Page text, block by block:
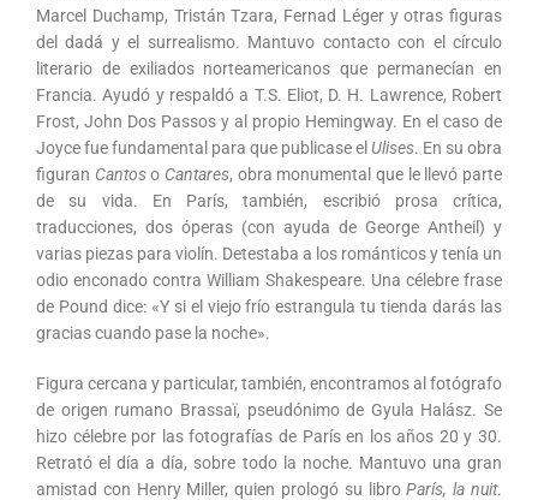
Marcel Duchamp, Tristán Tzara, Fernad Léger y otras figuras
del dadá y el surrealismo. Mantuvo contacto con el círculo
literario de exiliados norteamericanos que permanecían en
Francia. Ayudó y respaldó a T.S. Eliot, D. H. Lawrence, Robert
Frost, John Dos Passos y al propio Hemingway. En el caso de
Joyce fue fundamental para que publicase el Ulises. En su obra
figuran Cantoso Cantares, obra monumental que le llevó parte
de su vida. En París, también, escribió prosa crítica,
traducciones, dos óperas (con ayuda de George Antheil) y
varias piezas para violín. Detestaba a los románticos y tenía un
odio enconado contra William Shakespeare. Una célebre frase
de Pound dice: «Y si el viejo frío estrangula tu tienda darás las
gracias cuando pase la noche».
Figura cercana y particular, también, encontramos al fotógrafo
de origen rumano Brassaï, pseudónimo de Gyula Halász. Se
hizo célebre por las fotografías de París en los años 20 y 30.
Retrató el día a día, sobre todo la noche. Mantuvo una gran
amistad con Henry Miller, quien prologó su libroParís, la nuit.